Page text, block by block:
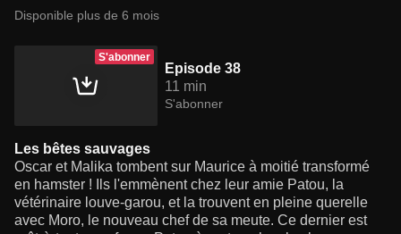
Disponible plus de 6 mois
S'abonner
Episode 38
11 min
S'abonner
Les bêtes sauvages
Oscar et Malika tombent sur Maurice à moitié transformé
en hamster ! Ils l'emmènent chez leur amie Patou, la
vétérinaire louve-garou, et la trouvent en pleine querelle
avec Moro, le nouveau chef de sa meute. Ce dernier est